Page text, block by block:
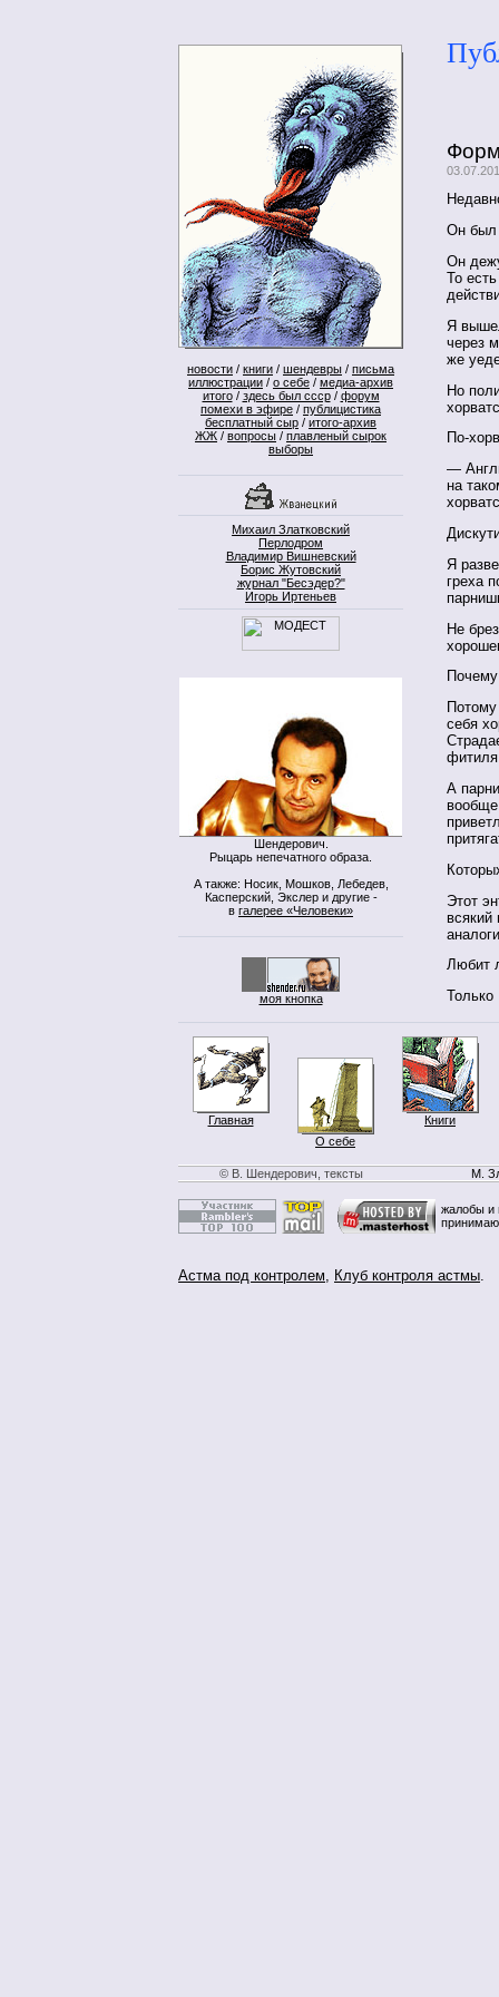
новости / книги / шендевры / письма
иллюстрации / о себе / медиа-архив
итого/ здесь был ссср/ форум
помехи в эфире / публицистика
бесплатный сыр / итого-архив
ЖЖ / вопросы / плавленый сырок
выборы
Михаил Златковский
Перлодром
Владимир Вишневский
Борис Жутовский
журнал "Бесэдер?"
Игорь Иртеньев
Шендерович.
Рыцарь непечатного образа.
А также: Носик, Мошков, Лебедев,
Касперский, Экслер и другие -
в галерее «Человеки»
моя кнопка
Он был
Он
То
Я
через
же
Но
По-
—
на
Я
греха
Не
себя
А
Этот
всякий
Любит
Только
Главная
О себе
Книги
© В. Шендерович, тексты М.
жалобы и
Астма под контролем, Клуб контроля астмы.